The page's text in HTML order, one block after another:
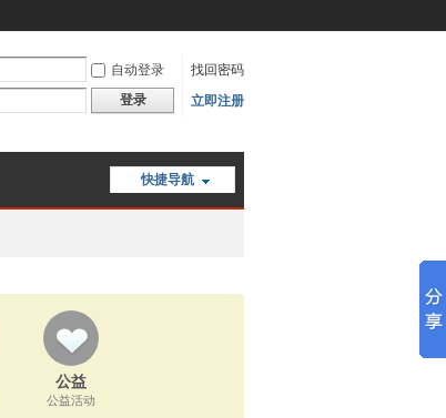
自动登录
找回密码
登录 立即注册
快捷导航
公益
公益活动